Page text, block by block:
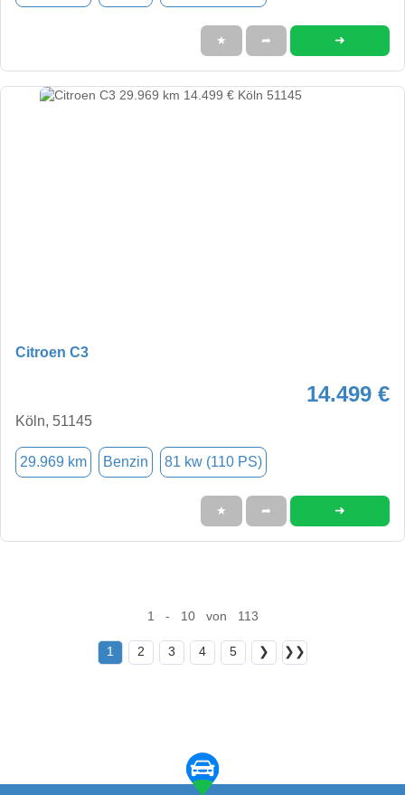
★ ➦ ➜
Citroen C3
14.499 €
Köln, 51145
29.969 km Benzin 81 kw (110 PS)
★ ➦ ➜
1 - 10 von 113
1 2 3 4 5 ❯ ❯❯